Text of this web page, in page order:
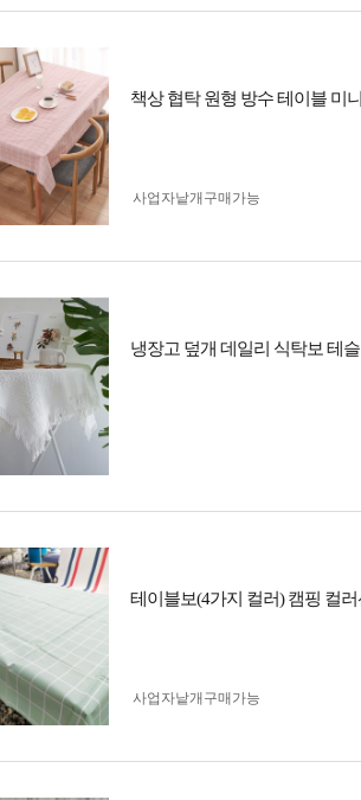
책상 협탁 원형 방수 테이블 미
사업자 낱개구매가능
냉장고 덮개 데일리 식탁보 테
테이블보(4가지 컬러) 캠핑 컬
사업자 낱개구매가능